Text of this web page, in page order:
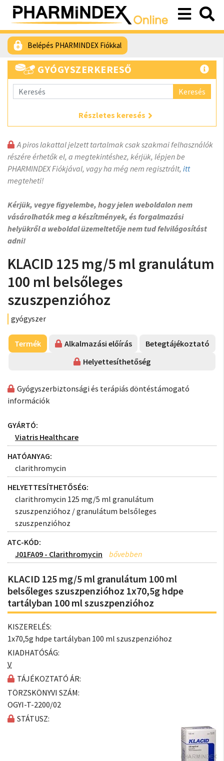
Belépés PHARMINDEX Fiókkal
GYÓGYSZERKERESŐ
Keresés
Részletes keresés
A piros lakattal jelzett tartalmak csak szakmai felhasználók
részére érhetők el, a megtekintéshez, kérjük, lépjen be
PHARMINDEX Fiókjával, vagy ha még nem regisztrált, itt
megteheti!
Kérjük, vegye figyelembe, hogy jelen weboldalon nem
vásárolhatók meg a készítmények, és forgalmazási
helyükről a weboldal üzemeltetője nem tud felvilágosítást
adni!
KLACID 125 mg/5 ml granulátum
100 ml belsőleges
szuszpenzióhoz
gyógyszer
Termék Alkalmazási előírás
Betegtájékoztató
Helyettesíthetőség
Gyógyszerbiztonsági és terápiás döntéstámogató
információk
GYÁRTÓ:
Viatris Healthcare
HATÓANYAG:
clarithromycin
HELYETTESÍTHETŐSÉG:
clarithromycin 125 mg/5 ml granulátum
szuszpenzióhoz / granulátum belsőleges
szuszpenzióhoz
ATC-KÓD:
J01FA09 - Clarithromycin
KLACID 125 mg/5 ml granulátum 100 ml
belsőleges szuszpenzióhoz 1x70,5g hdpe
tartályban 100 ml szuszpenzióhoz
KISZERELÉS:
1x70,5g hdpe tartályban 100 ml szuszpenzióhoz
KIADHATÓSÁG:
V
TÁJÉKOZTATÓ ÁR:
TÖRZSKÖNYVI SZÁM:
OGYI-T-2200/02
STÁTUSZ: